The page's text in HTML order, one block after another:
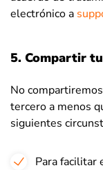
electrónico a
5. Compartir
No
tercero a menos
siguientes
Para facilitar